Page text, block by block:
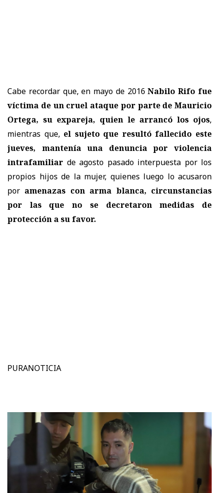
Cabe recordar que, en mayo de 2016Nabilo Rifo fue
víctima de un cruel ataque por parte de Mauricio
Ortega, su expareja, quien le arrancó los ojos,
mientras que, el sujeto que resultó fallecido este
jueves, mantenía una denuncia por violencia
intrafamiliar de agosto pasado interpuesta por los
propios hijos de la mujer, quienes luego lo acusaron
por amenazas con arma blanca, circunstancias
por las que no se decretaron medidas de
protección a su favor.
PURANOTICIA